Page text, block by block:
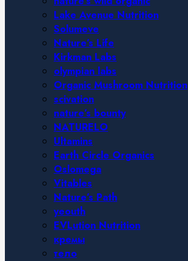
Lake Avenue Nutrition
Solumeve
Nature’s Life
Kirkman Labs
olympian labs
Organic Mushroom Nutrition
scivation
nature’s bounty
NATURELO
Ultamins
Earth Circle Organics
Oslomega
Vitables
Nature’s Path
yeouth
EVLution Nutrition
кремы
тело